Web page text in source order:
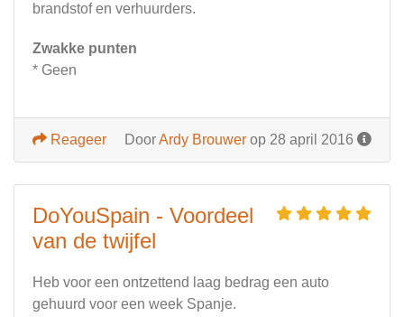
brandstof en verhuurders.
Zwakke punten
* Geen
DoorArdy Brouwer op 28 april 2016
Reageer
DoYouSpain - Voordeel
van de twijfel
Heb voor een ontzettend laag bedrag een auto
gehuurd voor een week Spanje.